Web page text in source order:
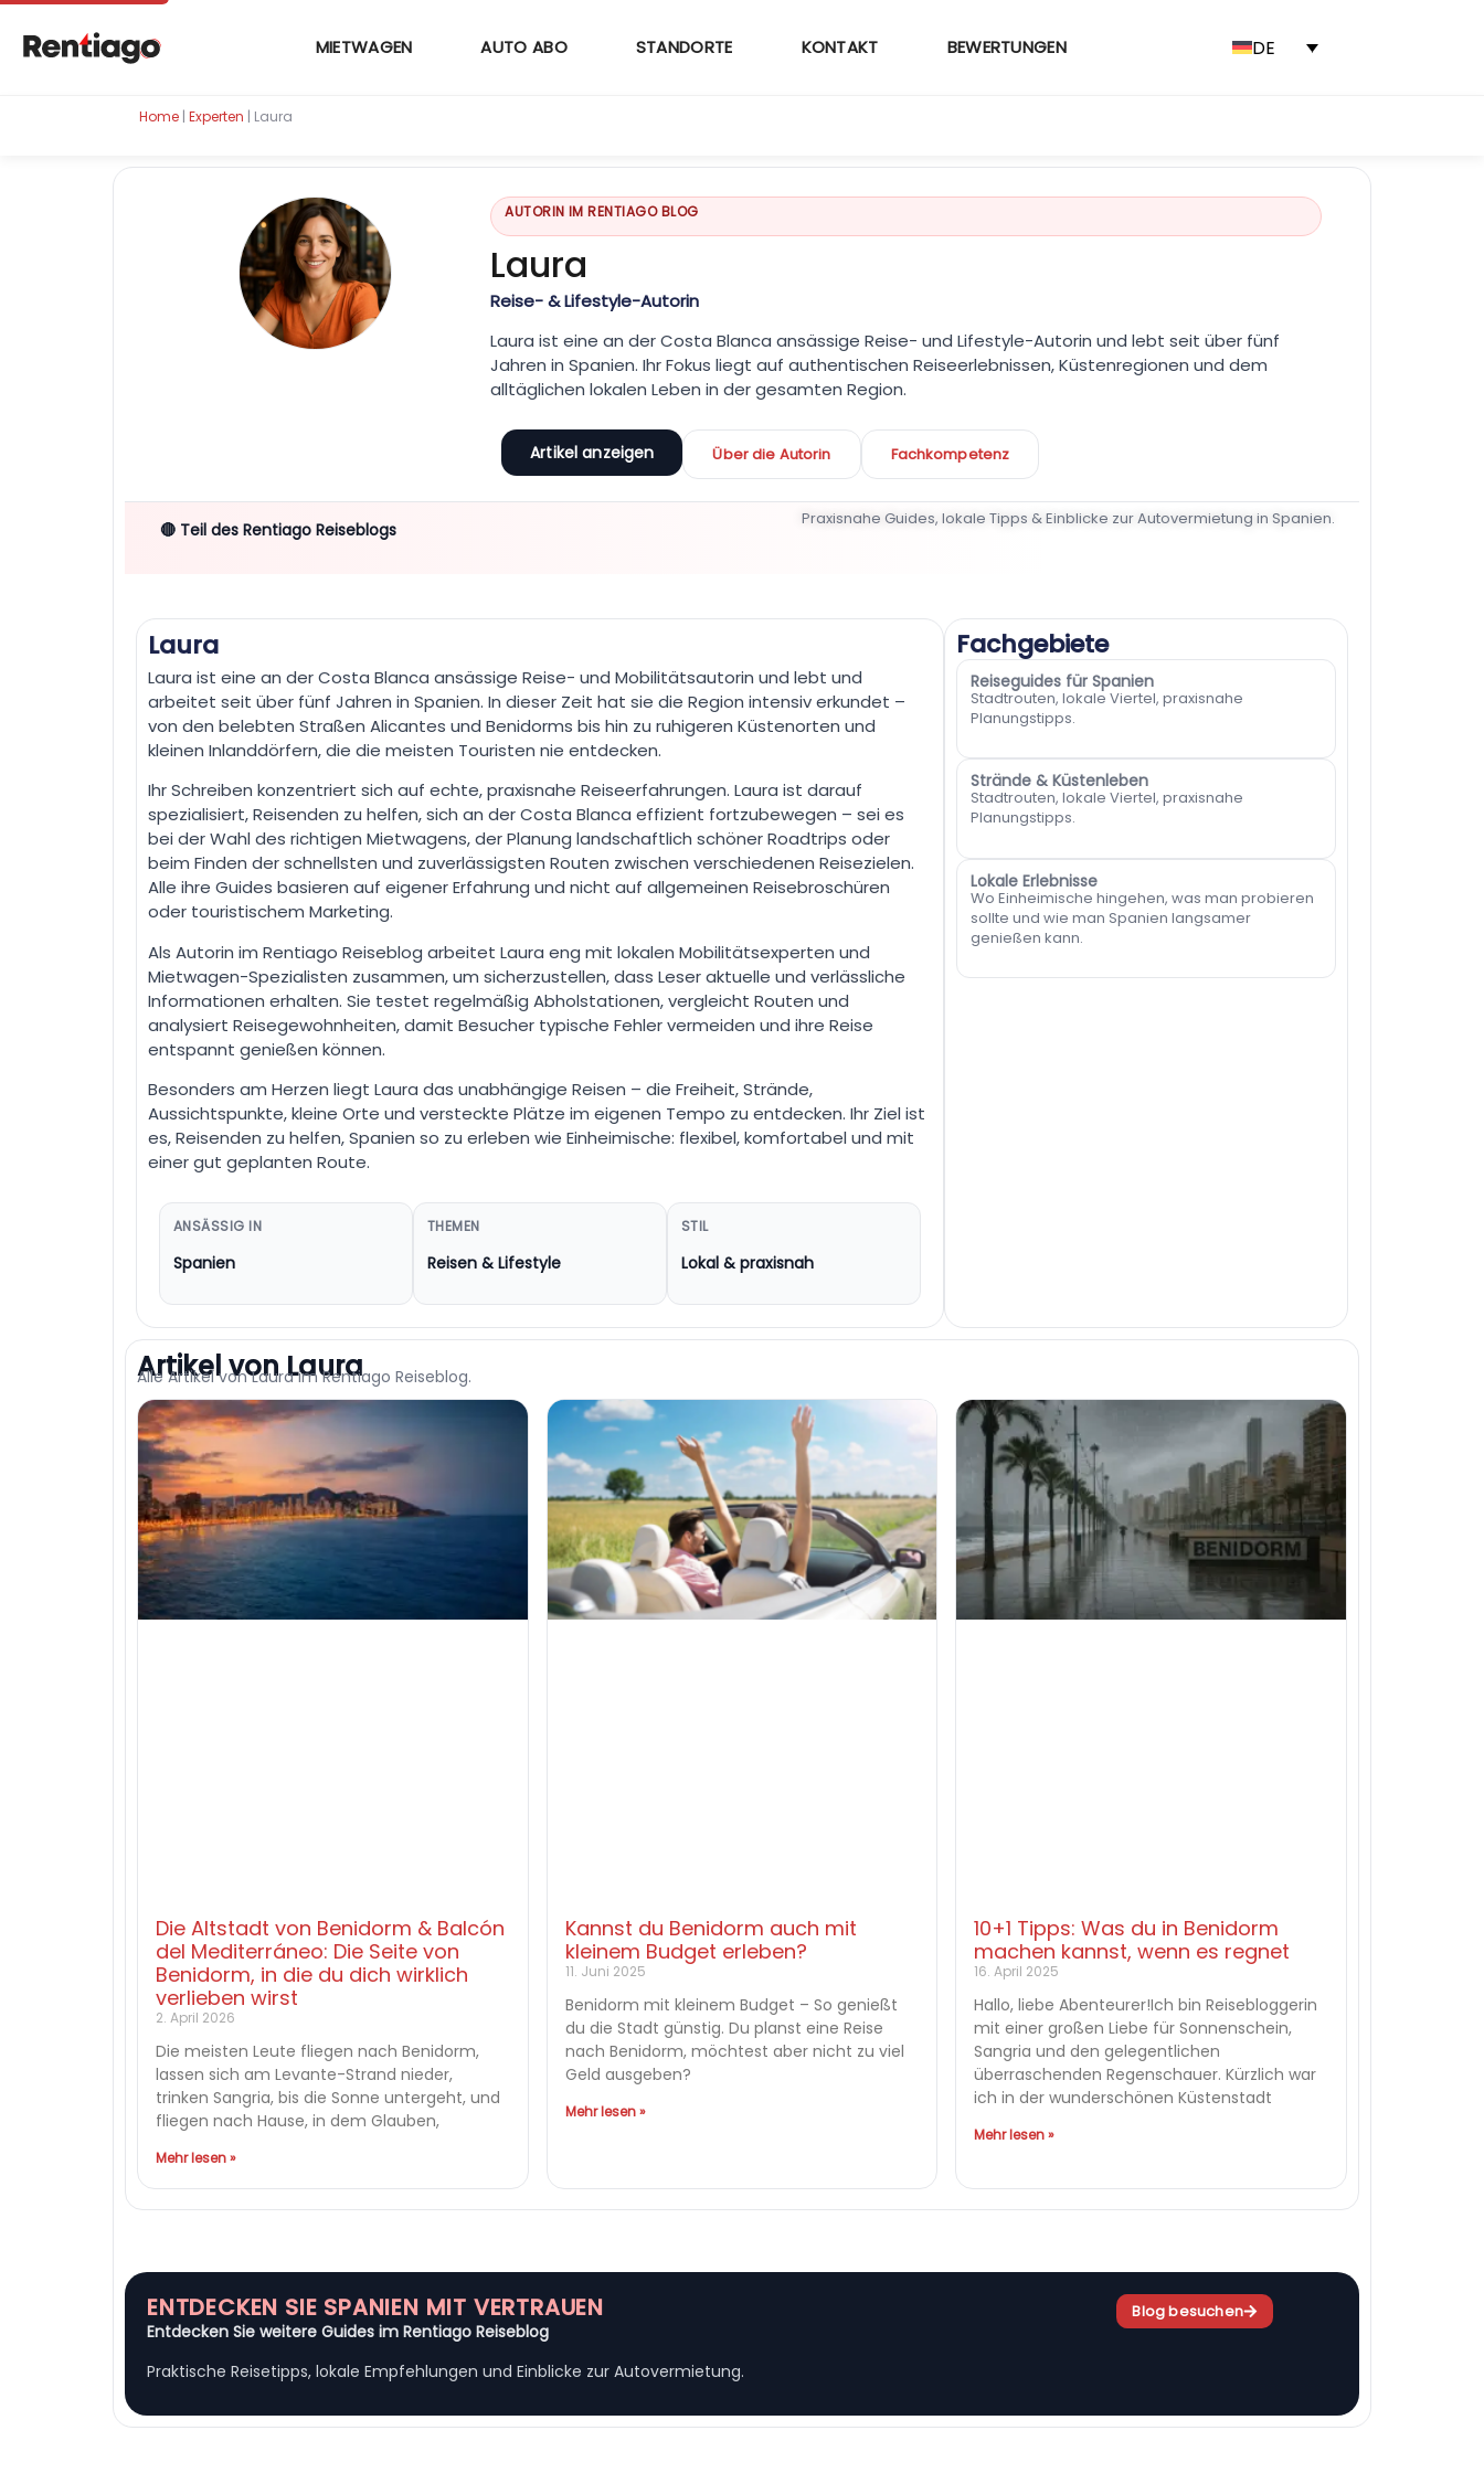
MIETWAGEN AUTO ABO STANDORTE KONTAKT BEWERTUNGEN DE
Home | Experten | Laura
AUTORIN IM RENTIAGO BLOG
Laura
Reise- & Lifestyle-Autorin
Laura ist eine an der Costa Blanca ansässige Reise- und Lifestyle-Autorin und lebt seit über fünf
Jahren in Spanien. Ihr Fokus liegt auf authentischen Reiseerlebnissen, Küstenregionen und dem
alltäglichen lokalen Leben in der gesamten Region.
Artikel anzeigen Über die Autorin Fachkompetenz
🔴 Teil des Rentiago Reiseblogs
Praxisnahe Guides, lokale Tipps & Einblicke zur Autovermietung in Spanien.
Laura
Laura ist eine an der Costa Blanca ansässige Reise- und Mobilitätsautorin und lebt und
arbeitet seit über fünf Jahren in Spanien. In dieser Zeit hat sie die Region intensiv erkundet –
von den belebten Straßen Alicantes und Benidorms bis hin zu ruhigeren Küstenorten und
kleinen Inlanddörfern, die die meisten Touristen nie entdecken.
Ihr Schreiben konzentriert sich auf echte, praxisnahe Reiseerfahrungen. Laura ist darauf
spezialisiert, Reisenden zu helfen, sich an der Costa Blanca effizient fortzubewegen – sei es
bei der Wahl des richtigen Mietwagens, der Planung landschaftlich schöner Roadtrips oder
beim Finden der schnellsten und zuverlässigsten Routen zwischen verschiedenen Reisezielen.
Alle ihre Guides basieren auf eigener Erfahrung und nicht auf allgemeinen Reisebroschüren
oder touristischem Marketing.
Als Autorin im Rentiago Reiseblog arbeitet Laura eng mit lokalen Mobilitätsexperten und
Mietwagen-Spezialisten zusammen, um sicherzustellen, dass Leser aktuelle und verlässliche
Informationen erhalten. Sie testet regelmäßig Abholstationen, vergleicht Routen und
analysiert Reisegewohnheiten, damit Besucher typische Fehler vermeiden und ihre Reise
entspannt genießen können.
Besonders am Herzen liegt Laura das unabhängige Reisen – die Freiheit, Strände,
Aussichtspunkte, kleine Orte und versteckte Plätze im eigenen Tempo zu entdecken. Ihr Ziel ist
es, Reisenden zu helfen, Spanien so zu erleben wie Einheimische: flexibel, komfortabel und mit
einer gut geplanten Route.
ANSÄSSIG IN
Spanien
THEMEN
Reisen & Lifestyle
STIL
Lokal & praxisnah
Fachgebiete
Reiseguides für Spanien
Stadtrouten, lokale Viertel, praxisnahe
Planungstipps.
Strände & Küstenleben
Stadtrouten, lokale Viertel, praxisnahe
Planungstipps.
Lokale Erlebnisse
Wo Einheimische hingehen, was man probieren
sollte und wie man Spanien langsamer
genießen kann.
Artikel von Laura
Alle Artikel von Laura im Rentiago Reiseblog.
Die Altstadt von Benidorm & Balcón
del Mediterráneo: Die Seite von
Benidorm, in die du dich wirklich
verlieben wirst
2. April 2026
Die meisten Leute fliegen nach Benidorm,
lassen sich am Levante-Strand nieder,
trinken Sangria, bis die Sonne untergeht, und
fliegen nach Hause, in dem Glauben,
Mehr lesen »
Kannst du Benidorm auch mit
kleinem Budget erleben?
11. Juni 2025
Benidorm mit kleinem Budget – So genießt
du die Stadt günstig. Du planst eine Reise
nach Benidorm, möchtest aber nicht zu viel
Geld ausgeben?
Mehr lesen »
10+1 Tipps: Was du in Benidorm
machen kannst, wenn es regnet
16. April 2025
Hallo, liebe Abenteurer!Ich bin Reisebloggerin
mit einer großen Liebe für Sonnenschein,
Sangria und den gelegentlichen
überraschenden Regenschauer. Kürzlich war
ich in der wunderschönen Küstenstadt
Mehr lesen »
ENTDECKEN SIE SPANIEN MIT VERTRAUEN
Entdecken Sie weitere Guides im Rentiago Reiseblog
Praktische Reisetipps, lokale Empfehlungen und Einblicke zur Autovermietung.
Blog besuchen